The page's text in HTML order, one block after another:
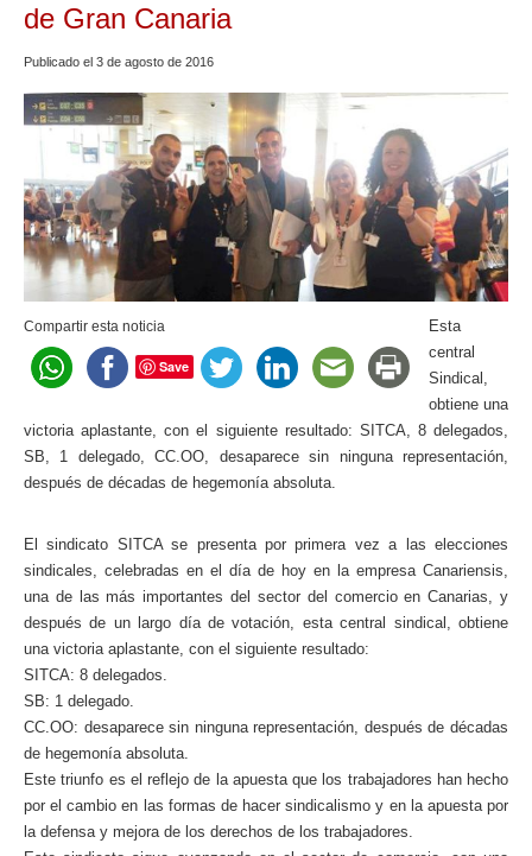
de Gran Canaria
Publicado el 3 de agosto de 2016
Compartir esta noticia
Save
Esta
central
Sindical,
obtiene una
victoria aplastante, con el siguiente resultado: SITCA, 8 delegados,
SB, 1 delegado, CC.OO, desaparece sin ninguna representación,
después de décadas de hegemonía absoluta.
El sindicato SITCA se presenta por primera vez a las elecciones
sindicales, celebradas en el día de hoy en la empresa Canariensis,
una de las más importantes del sector del comercio en Canarias, y
después de un largo día de votación, esta central sindical, obtiene
una victoria aplastante, con el siguiente resultado:
SITCA: 8 delegados.
SB: 1 delegado.
CC.OO: desaparece sin ninguna representación, después de décadas
de hegemonía absoluta.
Este triunfo es el reflejo de la apuesta que los trabajadores han hecho
por el cambio en las formas de hacer sindicalismo y en la apuesta por
la defensa y mejora de los derechos de los trabajadores.